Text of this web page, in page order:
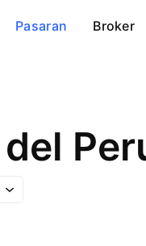
Pasaran Broker